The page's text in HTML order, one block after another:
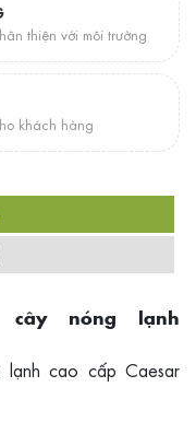
thiện với môi trường
khách hàng
nóng lạnh
cao cấp Caesar